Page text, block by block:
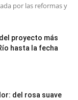
por las reformas y
proyecto más
hasta la fecha
del rosa suave